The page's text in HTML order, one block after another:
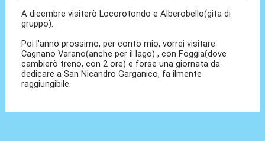
A dicembre visiterò Locorotondo e Alberobello(gita di
gruppo).
Poi l'anno prossimo, per conto mio, vorrei visitare
Cagnano Varano(anche per il lago) , con Foggia(dove
cambierò treno, con 2 ore) e forse una giornata da
dedicare a San Nicandro Garganico, fa ilmente
raggiungibile.